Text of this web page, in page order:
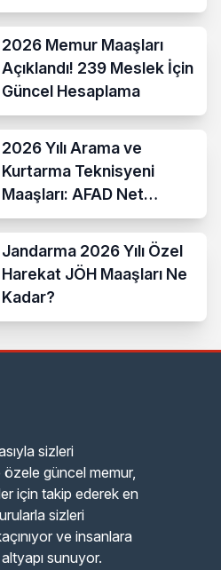
Hesaplama Formülü ve
2026 Memur Maaşları
Açıklandı! 239 Meslek İçin
Güncel Hesaplama
2026 Yılı Arama ve
Kurtarma Teknisyeni
Maaşları: AFAD Net
Bordro Tablosu
Jandarma 2026 Yılı Özel
Harekat JÖH Maaşları Ne
Kadar?
sizleri
güncel memur,
için takip ederek en
sizleri
ve insanlara
sunuyor.